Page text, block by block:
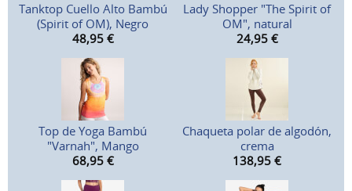
Tanktop Cuello Alto Bambú
(Spirit of OM), Negro
48,95 €
Lady Shopper "The Spirit of
OM", natural
24,95 €
Top de Yoga Bambú
"Varnah", Mango
68,95 €
Chaqueta polar de algodón,
crema
138,95 €